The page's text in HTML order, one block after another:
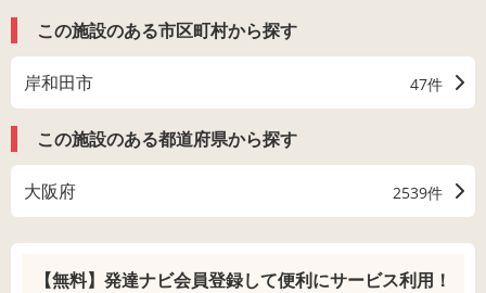
この施設のある市区町村から探す
岸和田市 47件
この施設のある都道府県から探す
大阪府 2539件
【無料】発達ナビ会員登録して便利にサービス利用！